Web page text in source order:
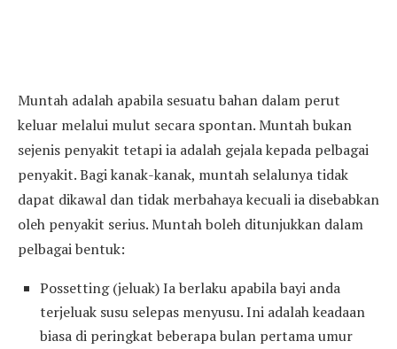
Muntah adalah apabila sesuatu bahan dalam perut
keluar melalui mulut secara spontan. Muntah bukan
sejenis penyakit tetapi ia adalah gejala kepada pelbagai
penyakit. Bagi kanak-kanak, muntah selalunya tidak
dapat dikawal dan tidak merbahaya kecuali ia disebabkan
oleh penyakit serius. Muntah boleh ditunjukkan dalam
pelbagai bentuk:
Possetting (jeluak) Ia berlaku apabila bayi anda
terjeluak susu selepas menyusu. Ini adalah keadaan
biasa di peringkat beberapa bulan pertama umur